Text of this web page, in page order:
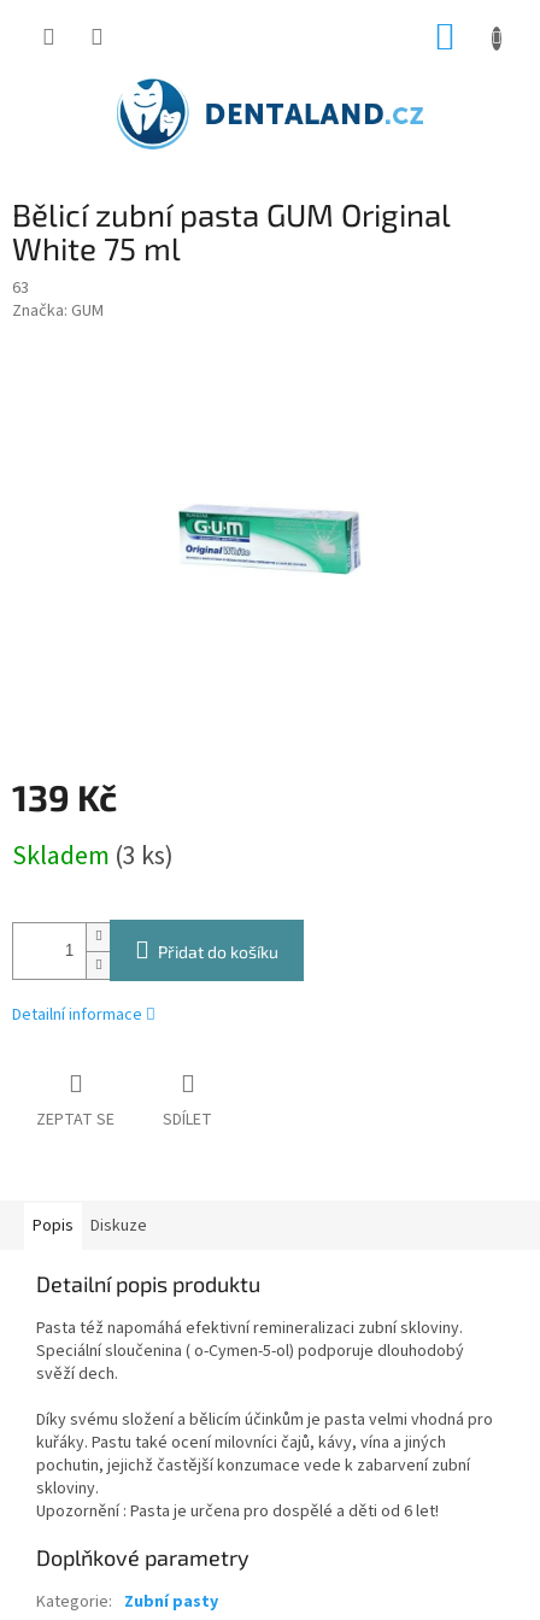
Bělicí zubní pasta GUM Original
White 75 ml
63
Značka: GUM
139 Kč
cena:
Skladem (3 ks)
Přidat do košíku
Detailní informace
ZEPTAT SE SDÍLET
Popis Diskuze
Detailní popis produktu
Pasta též napomáhá efektivní remineralizaci zubní skloviny.
Speciální sloučenina ( o-Cymen-5-ol) podporuje dlouhodobý
svěží dech.
Díky svému složení a bělicím účinkům je pasta velmi vhodná pro
kuřáky. Pastu také ocení milovníci čajů, kávy, vína a jiných
pochutin, jejichž častější konzumace vede k zabarvení zubní
skloviny.
Upozornění : Pasta je určena pro dospělé a děti od 6 let!
Doplňkové parametry
Kategorie: Zubní pasty